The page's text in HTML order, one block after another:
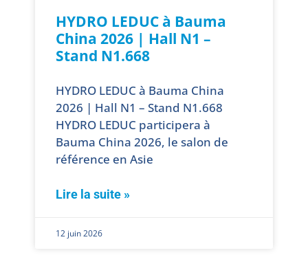
HYDRO LEDUC à Bauma
China 2026 | Hall N1 –
Stand N1.668
HYDRO LEDUC à Bauma China
2026 | Hall N1 – Stand N1.668
HYDRO LEDUC participera à
Bauma China 2026, le salon de
référence en Asie
Lire la suite »
12 juin 2026